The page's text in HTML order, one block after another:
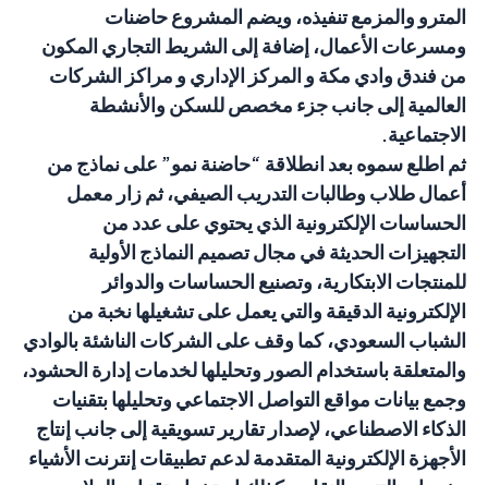
المترو والمزمع تنفيذه، ويضم المشروع حاضنات
ومسرعات الأعمال، إضافة إلى الشريط التجاري المكون
من فندق وادي مكة و المركز الإداري و مراكز الشركات
العالمية إلى جانب جزء مخصص للسكن والأنشطة
الاجتماعية.
ثم اطلع سموه بعد انطلاقة “حاضنة نمو” على نماذج من
أعمال طلاب وطالبات التدريب الصيفي، ثم زار معمل
الحساسات الإلكترونية الذي يحتوي على عدد من
التجهيزات الحديثة في مجال تصميم النماذج الأولية
للمنتجات الابتكارية، وتصنيع الحساسات والدوائر
الإلكترونية الدقيقة والتي يعمل على تشغيلها نخبة من
الشباب السعودي، كما وقف على الشركات الناشئة بالوادي
والمتعلقة باستخدام الصور وتحليلها لخدمات إدارة الحشود،
وجمع بيانات مواقع التواصل الاجتماعي وتحليلها بتقنيات
الذكاء الاصطناعي، لإصدار تقارير تسويقية إلى جانب إنتاج
الأجهزة الإلكترونية المتقدمة لدعم تطبيقات إنترنت الأشياء